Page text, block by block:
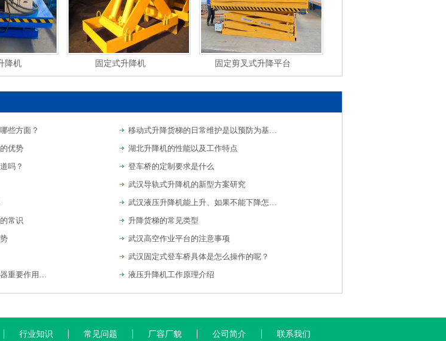
固定式升降机 固定剪叉式升降平台
些方面？
移动式升降货梯的日常维护是以预防为基础的
优势
湖北升降机的性能以及工作特点
吗？
登车桥的定制要求是什么
武汉导轨式升降机的新型方案研究
武汉液压升降机能上升、如果不能下降怎么办？
常识
升降货梯的常见类型
武汉高空作业平台的注意事项
武汉固定式登车桥具体是怎么操作的呢？
湖北登车桥更换液压油和变压器重要作用是什么？
液压升降机工作原理介绍
行业知识 常见问题 厂容厂貌 公司简介 联系我们